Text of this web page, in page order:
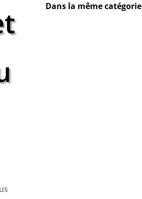
Dans la même catégorie